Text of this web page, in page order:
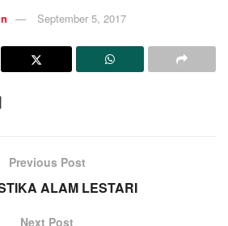
September 5, 2017
Previous Post
ALAM LESTARI
Next Post